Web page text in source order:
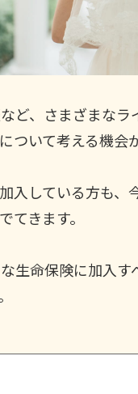
ど、さまざまな
ついて考える機会
入している方も
てきます。
生命保険に加入